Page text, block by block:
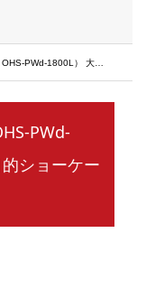
温多目的ショーケース 機械横・両面引戸タイプ
PWd-
ショーケー